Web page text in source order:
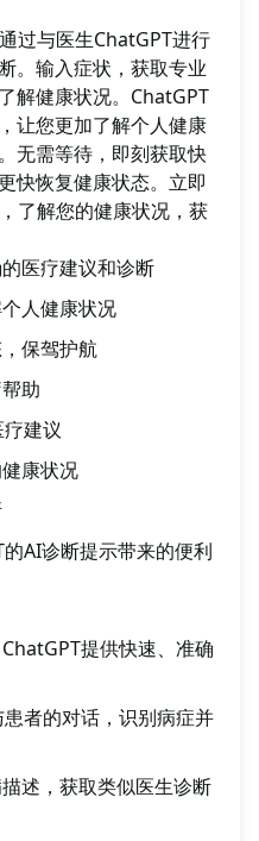
过与医生ChatGPT进行
。输入症状，获取专业
解健康状况。ChatGPT
让您更加了解个人健康
无需等待，即刻获取快
快恢复健康状态。立即
了解您的健康状况，获
医疗建议和诊断
人健康状况
保驾护航
助
建议
康状况
AI诊断提示带来的便利
提供快速、准确
者的对话，识别病症并
述，获取类似医生诊断